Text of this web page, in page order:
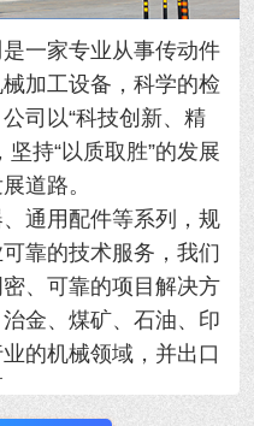
是一家专业从事传动件
加工设备，科学的检
司以“科技创新、精
持“以质取胜”的发展
道路。
通用配件等系列，规
靠的技术服务，我们
、可靠的项目解决方
金、煤矿、石油、印
的机械领域，并出口
品全、质量好、工期